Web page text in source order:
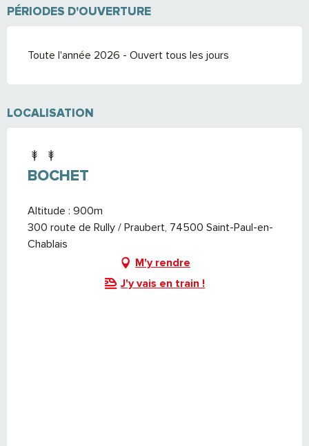
PÉRIODES D'OUVERTURE
Toute l'année 2026 - Ouvert tous les jours
LOCALISATION
BOCHET
Altitude : 900m
300 route de Rully / Praubert, 74500 Saint-Paul-en-
Chablais
M'y rendre
J'y vais en train !